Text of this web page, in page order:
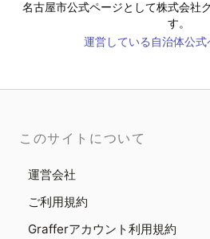
名古屋市公式ページとして株式会社
す。
運営している自治体公
このサイトについて
運営会社
ご利用規約
Grafferアカウント利用規約